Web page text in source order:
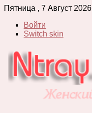
Пятница , 7 Август 2026
Войти
Switch skin